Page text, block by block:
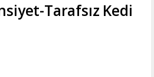
Tarafsız Kedi